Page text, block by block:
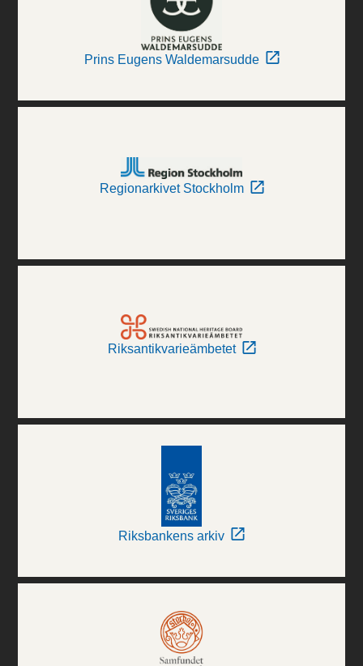
Prins Eugens Waldemarsudde
Regionarkivet Stockholm
Riksantikvarieämbetet
Riksbankens arkiv